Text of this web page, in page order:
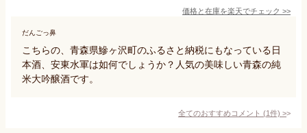
価格と在庫を楽天でチェック >>
だんごっ鼻
こちらの、青森県鰺ヶ沢町のふるさと納税にもなっている日
本酒、安東水軍は如何でしょうか？人気の美味しい青森の純
米大吟醸酒です。
全てのおすすめコメント (1件) >